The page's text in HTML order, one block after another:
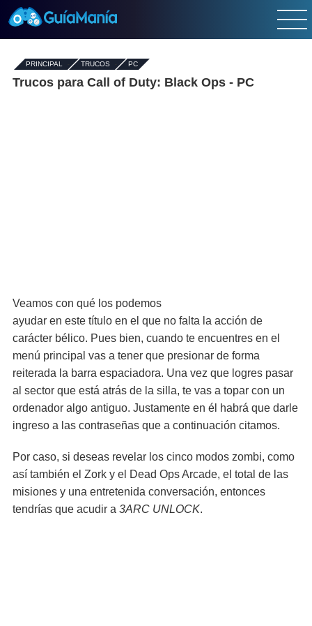
PRINCIPAL - TRUCOS- PC
Trucos para Call of Duty: Black Ops - PC
Veamos con qué los podemos
ayudar en este título en el que no falta la acción de
carácter bélico. Pues bien, cuando te encuentres en el
menú principal vas a tener que presionar de forma
reiterada la barra espaciadora. Una vez que logres pasar
al sector que está atrás de la silla, te vas a topar con un
ordenador algo antiguo. Justamente en él habrá que darle
ingreso a las contraseñas que a continuación citamos.
Por caso, si deseas revelar los cinco modos zombi, como
así también el Zork y el Dead Ops Arcade, el total de las
misiones y una entretenida conversación, entonces
tendrías que acudir a 3ARC UNLOCK.